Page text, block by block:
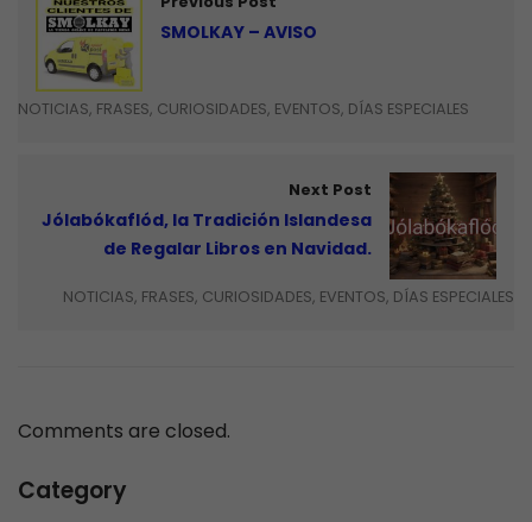
SMOLKAY – AVISO
NOTICIAS, FRASES, CURIOSIDADES, EVENTOS, DÍAS ESPECIALES
Next Post
Jólabókaflód, la Tradición Islandesa
de Regalar Libros en Navidad.
NOTICIAS, FRASES, CURIOSIDADES, EVENTOS, DÍAS ESPECIALES
Comments are closed.
Category